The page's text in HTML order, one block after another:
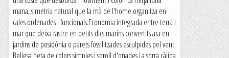
mana, simetria natural que la mà de l'home organitza en
cales ordenades i funcionals.Economia integrada entre terra i
mar que deixa rastre en petits dics marins convertits ara en
jardins de posidònia o parets fossilitzades esculpides pel vent.
Bellesa neta de colors simples i soroll d'onades.La sorra càlida